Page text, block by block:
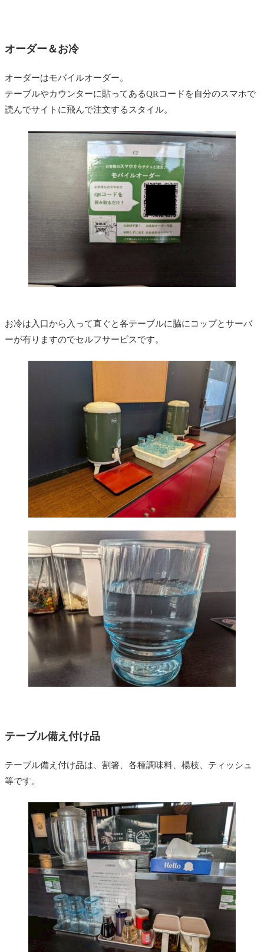
オーダー＆お冷
オーダーはモバイルオーダー。
テーブルやカウンターに貼ってあるQRコードを自分のスマホで
読んでサイトに飛んで注文するスタイル。
お冷は入口から入って直ぐと各テーブルに脇にコップとサーバ
ーが有りますのでセルフサービスです。
テーブル備え付け品
テーブル備え付け品は、割箸、各種調味料、楊枝、ティッシュ
等です。